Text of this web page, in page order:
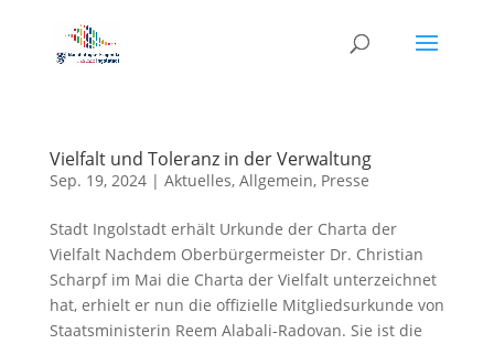
Vielfalt und Toleranz in der Verwaltung
Sep. 19, 2024| Aktuelles, Allgemein, Presse
Stadt Ingolstadt erhält Urkunde der Charta der
Vielfalt Nachdem Oberbürgermeister Dr. Christian
Scharpf im Mai die Charta der Vielfalt unterzeichnet
hat, erhielt er nun die offizielle Mitgliedsurkunde von
Staatsministerin Reem Alabali-Radovan. Sie ist die